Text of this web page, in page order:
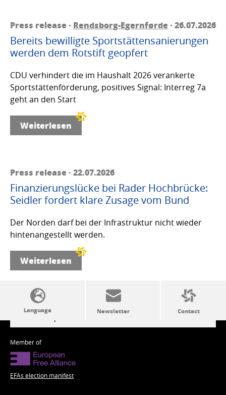
Press release · Rendsborg-Egernførde· 26.07.2026
Bereits bewilligte Sportstättensanierungen
werden dem Rotstift geopfert
CDU verhindert die im Haushalt 2026 verankerte
Sportstättenförderung, positives Signal: Interreg 7a
geht an den Start
Weiterlesen
Press release · 22.07.2026
Finanzierungslücke bei Rader Hochbrücke:
Seidler fordert klare Zusage vom Bund
Der Norden darf bei der Infrastruktur nicht wieder
hintenangestellt werden.
Weiterlesen
SSW politics from A to Z
Member of
EFAs election manifest